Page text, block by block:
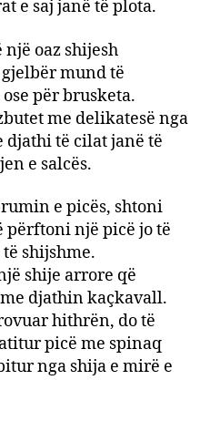
e saj janë të plota.
një oaz shijesh
mund të
për brusketa.
me delikatesë nga
të cilat janë të
e salcës.
e picës, shtoni
përftoni një picë jo të
shijshme.
shije arrore që
djathin kaçkavall.
hithrën, do të
picë me spinaq
nga shija e mirë e